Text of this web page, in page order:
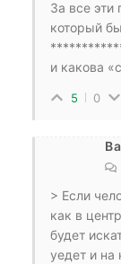
За все эти
который
и какова
5 0
> Если
как в
будет
уедет и на